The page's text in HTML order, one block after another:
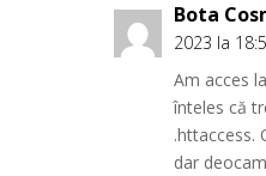
Bota
2023 la
Am acces
înteles că
.httaccess.
dar